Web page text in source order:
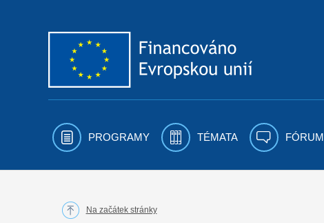
PROGRAMY TÉMATA FÓRUM
Na začátek stránky